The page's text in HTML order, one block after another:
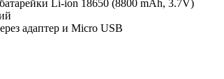
Li-ion 18650 (8800 mAh, 3.7V)
адаптер и Micro USB